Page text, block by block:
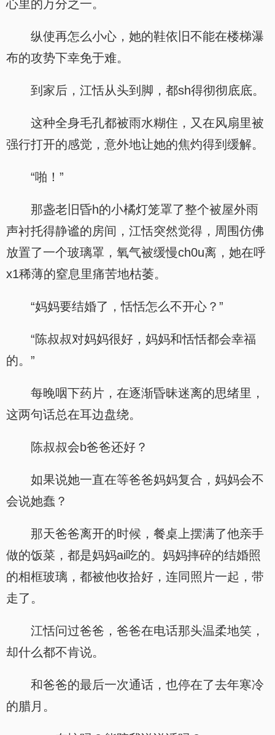
心里的万分之一。
纵使再怎么小心，她的鞋依旧不能在楼梯瀑
布的攻势下幸免于难。
到家后，江恬从头到脚，都sh得彻彻底底。
这种全身毛孔都被雨水糊住，又在风扇里被
强行打开的感觉，意外地让她的焦灼得到缓解。
“啪！”
那盏老旧昏h的小橘灯笼罩了整个被屋外雨
声衬托得静谧的房间，江恬突然觉得，周围仿佛
放置了一个玻璃罩，氧气被缓慢ch0u离，她在呼
x1稀薄的窒息里痛苦地枯萎。
“妈妈要结婚了，恬恬怎么不开心？”
“陈叔叔对妈妈很好，妈妈和恬恬都会幸福
的。”
每晚咽下药片，在逐渐昏昧迷离的思绪里，
这两句话总在耳边盘绕。
陈叔叔会b爸爸还好？
如果说她一直在等爸爸妈妈复合，妈妈会不
会说她蠢？
那天爸爸离开的时候，餐桌上摆满了他亲手
做的饭菜，都是妈妈ai吃的。妈妈摔碎的结婚照
的相框玻璃，都被他收拾好，连同照片一起，带
走了。
江恬问过爸爸，爸爸在电话那头温柔地笑，
却什么都不肯说。
和爸爸的最后一次通话，也停在了去年寒冷
的腊月。